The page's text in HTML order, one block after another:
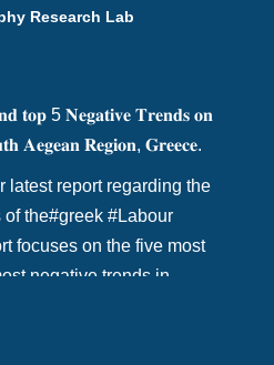
Research Lab
𝐭𝐨𝐩 5 𝐍𝐞𝐠𝐚𝐭𝐢𝐯𝐞 𝐓𝐫𝐞𝐧𝐝𝐬 𝐨𝐧
𝐀𝐞𝐠𝐞𝐚𝐧 𝐑𝐞𝐠𝐢𝐨𝐧, 𝐆𝐫𝐞𝐞𝐜𝐞.
latest report regarding the
of the#greek #Labour
focuses on the five most
negative trends in